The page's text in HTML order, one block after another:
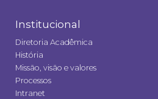
Institucional
Diretoria Acadêmica
História
Missão, visão e valores
Processos
Intranet